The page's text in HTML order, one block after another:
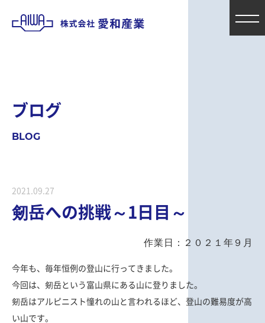
ブログ
BLOG
2021.09.27
剱岳への挑戦～1日目～
作業日：２０２１年９月
今年も、毎年恒例の登山に行ってきました。
今回は、剱岳という富山県にある山に登りました。
剱岳はアルピニスト憧れの山と言われるほど、登山の難易度が高
い山です。